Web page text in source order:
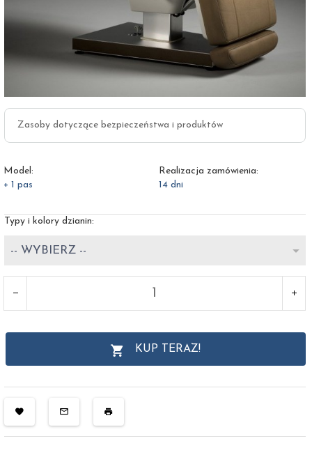
Zasoby dotyczące bezpieczeństwa i produktów
Model:
+ 1 pas
Realizacja zamówienia:
14 dni
Typy i kolory dzianin:
-- WYBIERZ --
KUP TERAZ!